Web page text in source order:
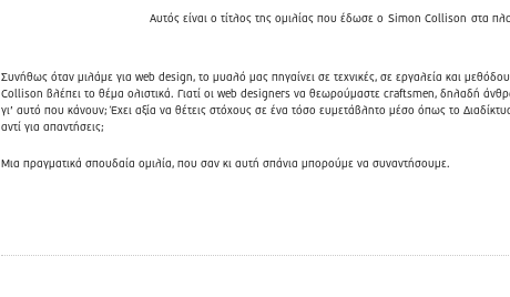
Αυτός είναι ο τίτλος της ομιλίας που έδωσε ο Simon Collison στα
Συνήθως όταν μιλάμε για web design, το μυαλό μας πηγαίνει σε τεχνικές, σε εργαλεία και
Collison βλέπει το θέμα ολιστικά. Γιατί οι web designers να θεωρούμαστε craftsmen, δηλαδή
γι’ αυτό που κάνουν; Έχει αξία να θέτεις στόχους σε ένα τόσο ευμετάβλητο μέσο όπως το
αντί για απαντήσεις;
Μια πραγματικά σπουδαία ομιλία, που σαν κι αυτή σπάνια μπορούμε να συναντήσουμε.